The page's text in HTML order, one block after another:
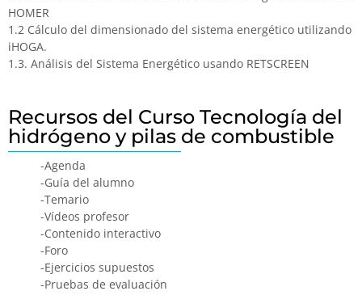
HOMER
1.2 Cálculo del dimensionado del sistema energético utilizando
iHOGA.
1.3. Análisis del Sistema Energético usando RETSCREEN
Recursos del Curso Tecnología del
hidrógeno y pilas de combustible
-Agenda
-Guía del alumno
-Temario
-Vídeos profesor
-Contenido interactivo
-Foro
-Ejercicios supuestos
-Pruebas de evaluación